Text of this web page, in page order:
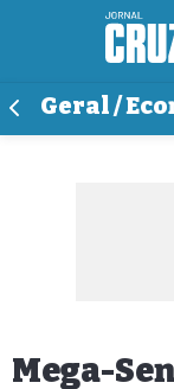
Geral /
Mega-